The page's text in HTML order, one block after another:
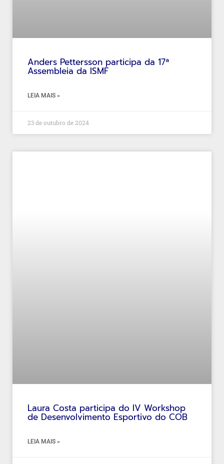
Anders Pettersson participa da 17ª
Assembleia da ISMF
LEIA MAIS »
23 de outubro de 2024
Laura Costa participa do IV Workshop
de Desenvolvimento Esportivo do COB
LEIA MAIS »